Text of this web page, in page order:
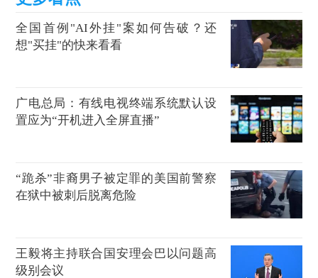
全国首例"AI外挂"案如何告破？还
想"买挂"的快来看看
广电总局：有线电视终端系统默认设
置应为“开机进入全屏直播”
“跪杀”非裔男子被定罪的美国前警察
在狱中被刺后脱离危险
王毅将主持联合国安理会巴以问题高
级别会议